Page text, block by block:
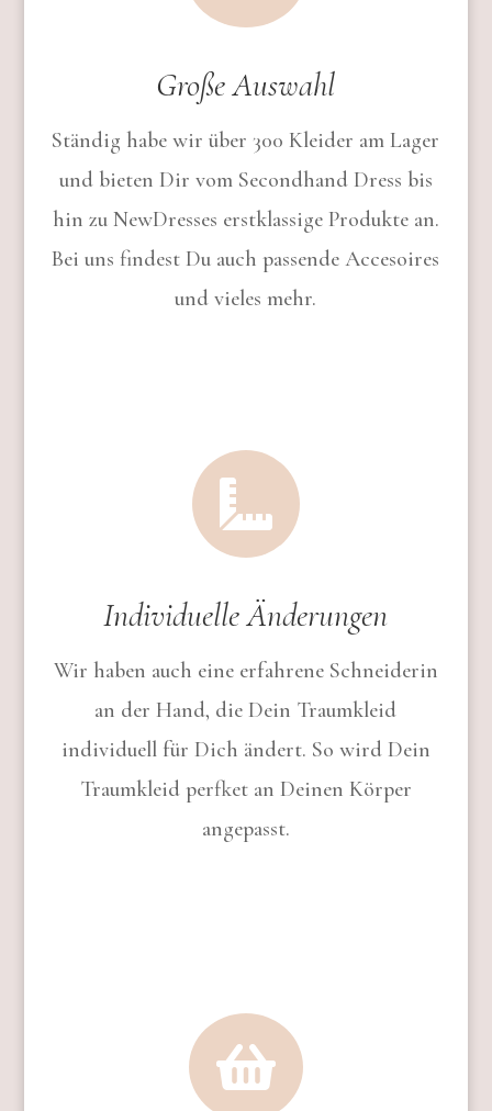
Große Auswahl
Ständig habe wir über 300 Kleider am Lager
und bieten Dir vom Secondhand Dress bis
hin zu NewDresses erstklassige Produkte an.
Bei uns findest Du auch passende Accesoires
und vieles mehr.

Individuelle Änderungen
Wir haben auch eine erfahrene Schneiderin
an der Hand, die Dein Traumkleid
individuell für Dich ändert. So wird Dein
Traumkleid perfket an Deinen Körper
angepasst.
